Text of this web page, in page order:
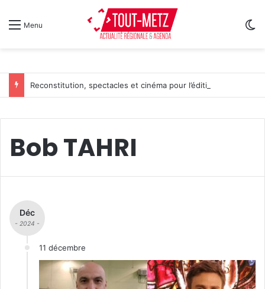
Menu
Bob TAHRI
Déc
- 2024 -
11 décembre